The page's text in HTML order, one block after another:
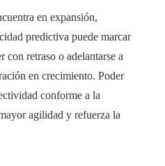
en expansión,
predictiva puede marcar
con retraso o adelantarse a
en crecimiento. Poder
conforme a la
agilidad y refuerza la